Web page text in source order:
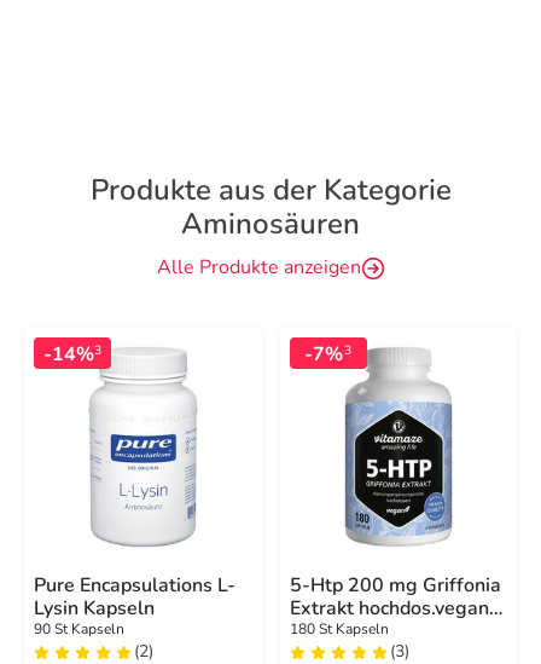
Produkte aus der Kategorie
Aminosäuren
Alle Produkte anzeigen
-14%3
Pure Encapsulations L-
Lysin Kapseln
90 St Kapseln
(2)
-7%3
5-Htp 200 mg Griffonia
Extrakt hochdos.vegan
Kapseln
180 St Kapseln
(3)